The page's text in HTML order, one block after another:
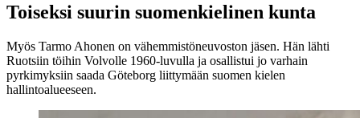
Toiseksi suurin suomenkielinen kunta
Myös Tarmo Ahonen on vähemmistöneuvoston jäsen. Hän lähti
Ruotsiin töihin Volvolle 1960-luvulla ja osallistui jo varhain
pyrkimyksiin saada Göteborg liittymään suomen kielen
hallintoalueeseen.